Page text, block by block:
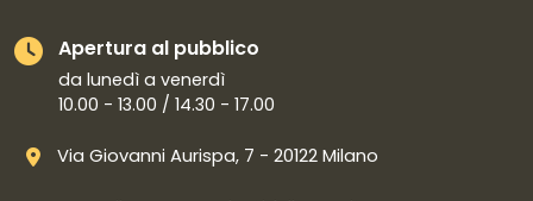
Apertura al pubblico
da lunedì a venerdì
10.00 - 13.00 / 14.30 - 17.00
Via Giovanni Aurispa, 7 - 20122 Milano